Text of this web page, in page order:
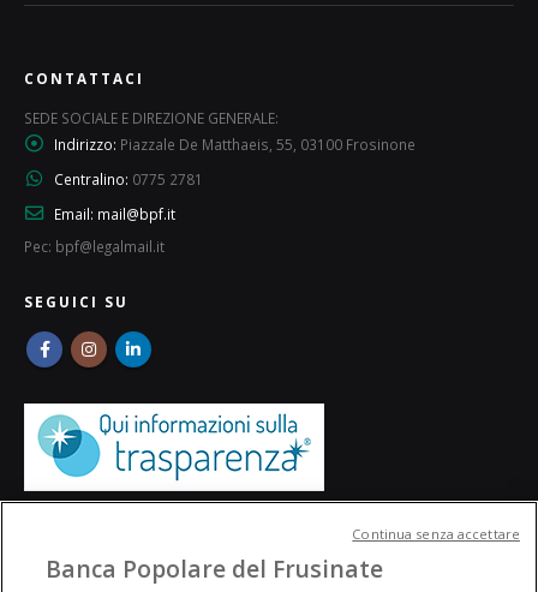
CONTATTACI
SEDE SOCIALE E DIREZIONE GENERALE:
Indirizzo: Piazzale De Matthaeis, 55, 03100 Frosinone
Centralino: 0775 2781
Email: mail@bpf.it
Pec: bpf@legalmail.it
SEGUICI SU
Banca Popolare del Frusinate
Continua senza accettare